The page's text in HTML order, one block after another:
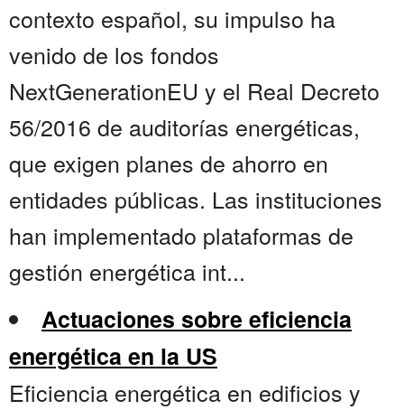
contexto español, su impulso ha
venido de los fondos
NextGenerationEU y el Real Decreto
56/2016 de auditorías energéticas,
que exigen planes de ahorro en
entidades públicas. Las instituciones
han implementado plataformas de
gestión energética int...
Actuaciones sobre eficiencia
energética en la US
Eficiencia energética en edificios y